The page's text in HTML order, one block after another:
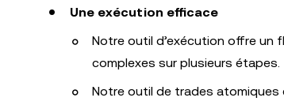
Une exécution efficace
Notre outil d’exécution offre un
complexes sur plusieurs étapes.
Notre outil de trades